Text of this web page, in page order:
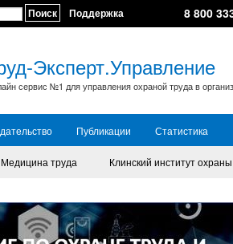
Поиск Поддержка 8 800
Эксперт.Управление
сервис №1 для управления охраной труда в
Публикации Статистика
Медицина труда Клинский институт